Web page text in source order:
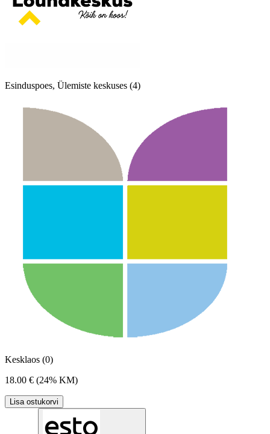
Esinduspoes, Ülemiste keskuses (4)
Kesklaos (0)
18.00 € (24% KM)
Lisa ostukorvi